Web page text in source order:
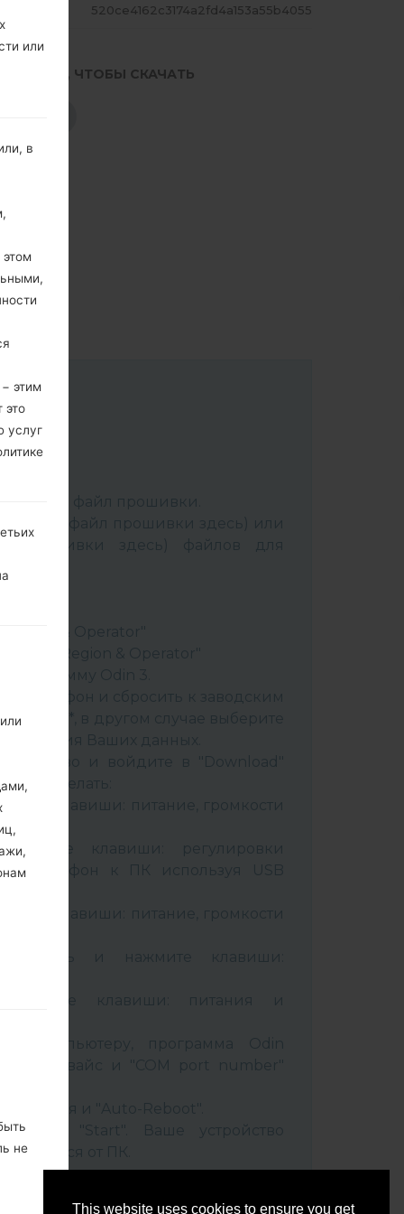
This website uses cookies to ensure you get
520ce4162c3174a2fd4a153a55b4055
ЧТОБЫ СКАЧАТЬ
телефон и сбросить к заводским
_ ***, в другом случае выберите
и войдите в "Download"
это сделать:
клавиши: питание, громкости
клавиши: регулировки
телефон к ПК используя USB
клавиши: питание, громкости
кабель и нажмите клавиши:
Ваш девайс и "COM port number"
время и "Auto-Reboot".
"Start". Ваше устройство
от ПК.
или
в
этом
этим
это
услуг
не
не